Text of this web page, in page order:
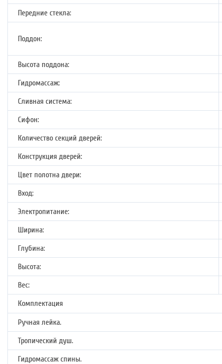
Передние стекла:
Поддон:
Высота поддона:
Гидромассаж:
Сливная система:
Сифон:
Количество секций дверей:
Конструкция дверей:
Цвет полотна двери:
Вход:
Электропитание:
Ширина:
Глубина:
Высота:
Вес:
Комплектация
Ручная лейка.
Тропический душ.
Гидромассаж спины.